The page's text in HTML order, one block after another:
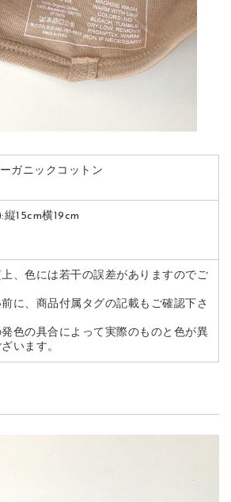
ガニックコットン
15cm横19cm
、色には若干の誤差がありますのでご
に、商品付属タグの記載もご確認下さ
色の具合によって実際のものと色が異
います。